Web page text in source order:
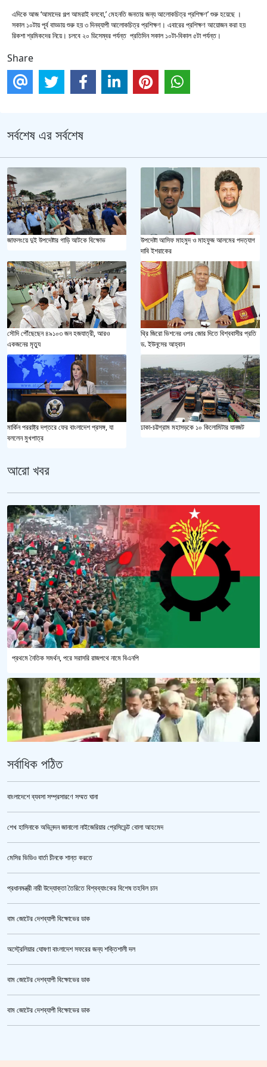
এদিকে আজ ‘আমাদের গল্প আমরাই বলবো,’ মেহনতি জনতার জন্য আলোকচিত্র প্রশিক্ষণ’ শুরু হয়েছে ।
সকাল ১০টায় পূর্ব বাড্ডায় শুরু হয় ৩ দিনব্যাপী আলোকচিত্র প্রশিক্ষণ। এবারের প্রশিক্ষণ আয়োজন করা হয়
রিকশা শ্রমিকদের নিয়ে। চলবে ২০ ডিসেম্বর পর্যন্ত প্রতিদিন সকাল ১০টা-বিকাল ৫টা পর্যন্ত।
Share
সর্বশেষ এর সর্বশেষ
জাফলংয়ে দুই উপদেষ্টার গাড়ি আটকে বিক্ষোভ
উপদেষ্টা আসিফ মাহমুদ ও মাহফুজ আলমের পদত্যাগ
দাবি ইশরাকের
সৌদি পৌঁছেছেন ৪৯১০৩ জন হজযাত্রী, আরও
একজনের মৃত্যু
থ্রি জিরো ভিশনের ওপর জোর দিতে বিশ্ববাসীর প্রতি
ড. ইউনূসের আহ্বান
মার্কিন পররাষ্ট্র দপ্তরে ফের বাংলাদেশ প্রসঙ্গ, যা
বললেন মুখপাত্র
ঢাকা-চট্টগ্রাম মহাসড়কে ১০ কিলোমিটার যানজট
আরো খবর
প্রথমে নৈতিক সমর্থন, পরে সরাসরি রাজপথে নামে বিএনপি
‘জুলাই গণঅভ্যুত্থান স্মৃতি জাদুঘর’ উদ্বোধন করলেন প্রধানমন্ত্রী
সর্বাধিক পঠিত
বাংলাদেশে ব্যবসা সম্প্রসারণে সম্মত ঘানা
শেখ হাসিনাকে অভিনন্দন জানালো নাইজেরিয়ার প্রেসিডেন্ট বোলা আহমেদ
মেসির ভিডিও বার্তা চীনকে শান্ত করতে
প্রধানমন্ত্রী নারী উদ্যোক্তা তৈরিতে বিশ্বব্যাংকের বিশেষ তহবিল চান
বাম জোটের দেশব্যাপী বিক্ষোভের ডাক
অস্ট্রেলিয়ার ঘোষণা বাংলাদেশ সফরের জন্য শক্তিশালী দল
বাম জোটের দেশব্যাপী বিক্ষোভের ডাক
বাম জোটের দেশব্যাপী বিক্ষোভের ডাক